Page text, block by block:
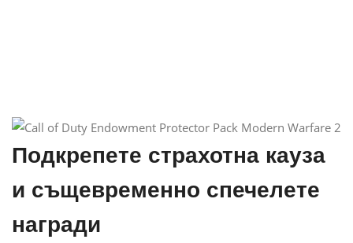
Подкрепете страхотна кауза
и същевременно спечелете
награди